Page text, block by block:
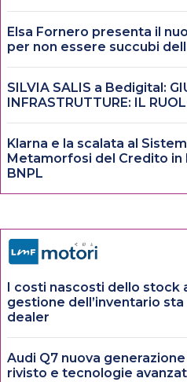
Elsa Fornero presenta il
per non essere succubi
SILVIA SALIS a Bedigital:
INFRASTRUTTURE: IL
Klarna e la scalata al
Metamorfosi del Credito in
BNPL
I costi nascosti dello
gestione dell’inventario
dealer
Audi Q7 nuova
rivisto e tecnologie